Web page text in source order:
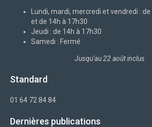
m
Lundi, mardi, mercredi et vendredi :
et de 14h à 17h30
Jeudi : de 14h à 17h30
Samedi : Fermé
Jusqu’au 22 août inclus
Standard
01 64 72 84 84
Dernières publications